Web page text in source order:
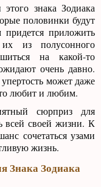
знака Зодиака
половинки будут
приложить
из полусонного
на какой-то
очень давно.
может даже
любит и любим.
сюрприз для
всей своей жизни. К
сочетаться узами
жизнь.
Знака Зодиака